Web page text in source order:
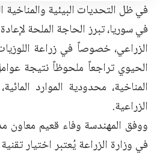
في ظل التحديات البيئية والمناخية
في سوريا، تبرز الحاجة الملحة
الزراعي، خصوصاً في زراعة
الحيوي تراجعاً ملحوظاً نتيجة
المناخية، محدودية الموارد
الزراعية.
ووفق المهندسة وفاء قعيم معاون
في وزارة الزراعة يُعتبر اختيار